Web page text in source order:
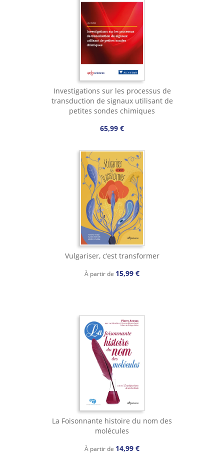
Investigations sur les processus de
transduction de signaux utilisant de
petites sondes chimiques
65,99 €
Vulgariser, c’est transformer
À partir de 15,99 €
La Foisonnante histoire du nom des
molécules
À partir de 14,99 €